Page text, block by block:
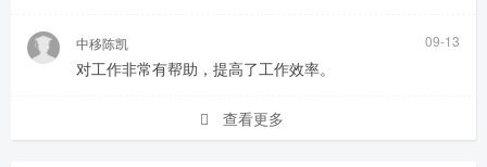
中移陈凯 09-13
对工作非常有帮助，提高了工作效率。
查看更多